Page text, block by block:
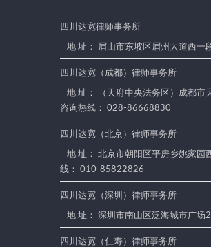
四川达宽律师事务所
地 址： 眉山市东坡区眉州大道西一
四川达宽（成都）律师事务所
地 址： （天府中央法务区）成都
咨询热线： 028-86668830
四川达宽（北京）律师事务所
地 址： 北京市朝阳区平房乡姚家园
线： 010-85822826
四川达宽（深圳）律师事务所
地 址： 深圳市南山区泛海城市广场
四川达宽（仁寿）律师事务所